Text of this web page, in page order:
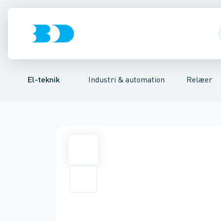
El-teknik Industri & automation
Afbrydere, stikkontakter & lampeudtag Relæer
IndustristiksystemerFrekvensomformere og softstartere
TidsrelæTemperaturovervågningsrelæ